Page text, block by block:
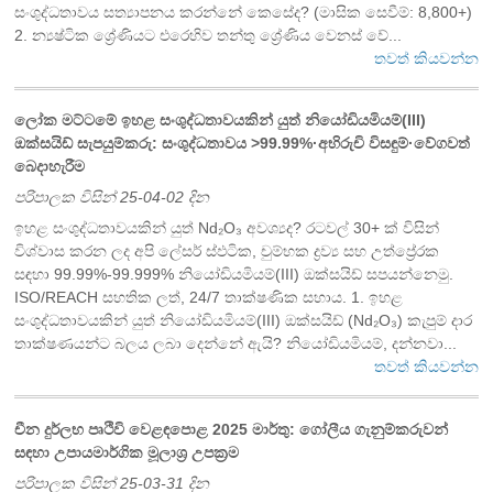
සංශුද්ධතාවය සත්‍යාපනය කරන්නේ කෙසේද? (මාසික සෙවීම්: 8,800+)
2. න්‍යෂ්ටික ශ්‍රේණියට එරෙහිව තන්තු ශ්‍රේණිය වෙනස් වේ...
තවත් කියවන්න
ලෝක මට්ටමේ ඉහළ සංශුද්ධතාවයකින් යුත් නියෝඩියමියම්(III)
ඔක්සයිඩ් සැපයුම්කරු: සංශුද්ධතාවය >99.99%·අභිරුචි විසඳුම්·වේගවත්
බෙදාහැරීම
පරිපාලක විසින් 25-04-02 දින
ඉහළ සංශුද්ධතාවයකින් යුත් Nd₂O₃ අවශ්‍යද? රටවල් 30+ ක් විසින්
විශ්වාස කරන ලද අපි ලේසර් ස්ඵටික, චුම්භක ද්‍රව්‍ය සහ උත්ප්‍රේරක
සඳහා 99.99%-99.999% නියෝඩියමියම්(III) ඔක්සයිඩ් සපයන්නෙමු.
ISO/REACH සහතික ලත්, 24/7 තාක්ෂණික සහාය. ‌1. ඉහළ
සංශුද්ධතාවයකින් යුත් නියෝඩියමියම්(III) ඔක්සයිඩ් (Nd₂O₃) කැපුම් දාර
තාක්ෂණයන්ට බලය ලබා දෙන්නේ ඇයි? නියෝඩියමියම්, දන්නවා...
තවත් කියවන්න
චීන දුර්ලභ පෘථිවි වෙළඳපොළ 2025 මාර්තු: ගෝලීය ගැනුම්කරුවන්
සඳහා උපායමාර්ගික මූලාශ්‍ර උපක්‍රම
පරිපාලක විසින් 25-03-31 දින